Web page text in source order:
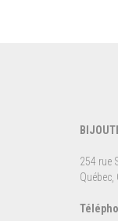
254 rue
Québec,